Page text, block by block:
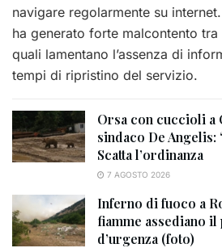
navigare regolarmente su
ha generato forte malcontento
quali lamentano l’assenza di
tempi di ripristino del servizio.
Orsa con cuccioli a
sindaco De Angelis:
Scatta l’ordinanza
7 AGOSTO 2026
Inferno di fuoco a
fiamme assediano il
d’urgenza (foto)